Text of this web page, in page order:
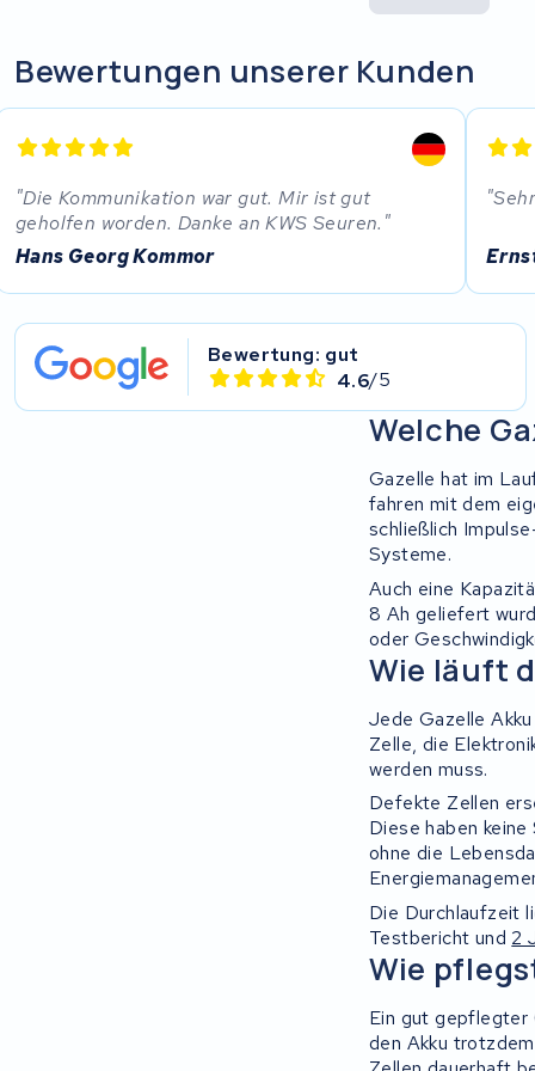
Stella
E-kuma
Malaguti
Puch
Alber
Bewertungen unserer Kunden
Die Kommunikation war gut. Mir ist gut
geholfen worden. Danke an KWS Seuren.
Hans Georg Kommor
Bewertung: gut
4.6/5
Welche
Gazelle hat im
fahren mit dem
schließlich
Systeme.
Auch eine
8 Ah geliefert
oder
Wie läuft
Jede Gazelle
Zelle, die
werden muss.
Defekte Zellen
Diese haben
ohne die
Die Durchlaufzeit
Testbericht und 2
Wie
Ein gut gepflegter
den Akku